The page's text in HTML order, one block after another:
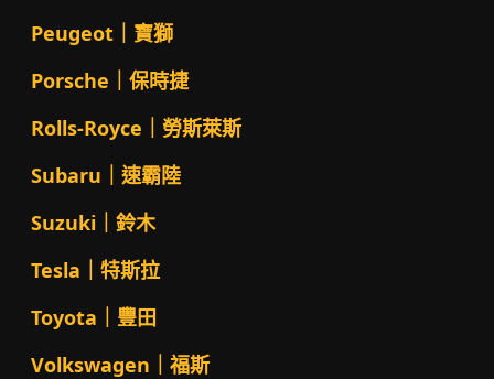
Peugeot｜寶獅
Porsche｜保時捷
Rolls-Royce｜勞斯萊斯
Subaru｜速霸陸
Suzuki｜鈴木
Tesla｜特斯拉
Toyota｜豐田
Volkswagen｜福斯